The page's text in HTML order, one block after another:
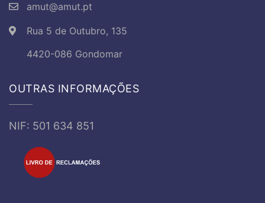
amut@amut.pt
Rua 5 de Outubro, 135
4420-086 Gondomar
OUTRAS INFORMAÇÕES
NIF: 501 634 851